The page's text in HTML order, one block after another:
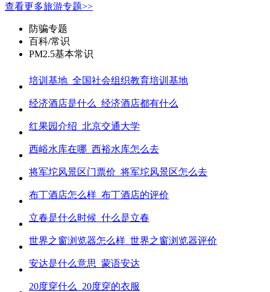
查看更多旅游专题>>
防骗专题
百科/常识
PM2.5基本常识
培训基地_全国社会组织教育培训基地
经济酒店是什么_经济酒店都有什么
红果园介绍_北京交通大学
西峪水库在哪_西裕水库怎么去
将军坨风景区门票价_将军坨风景区怎么去
布丁酒店怎么样_布丁酒店的评价
立春是什么时候_什么是立春
世界之窗浏览器怎么样_世界之窗浏览器评价
安达是什么意思_蒙语安达
20度穿什么_20度穿的衣服